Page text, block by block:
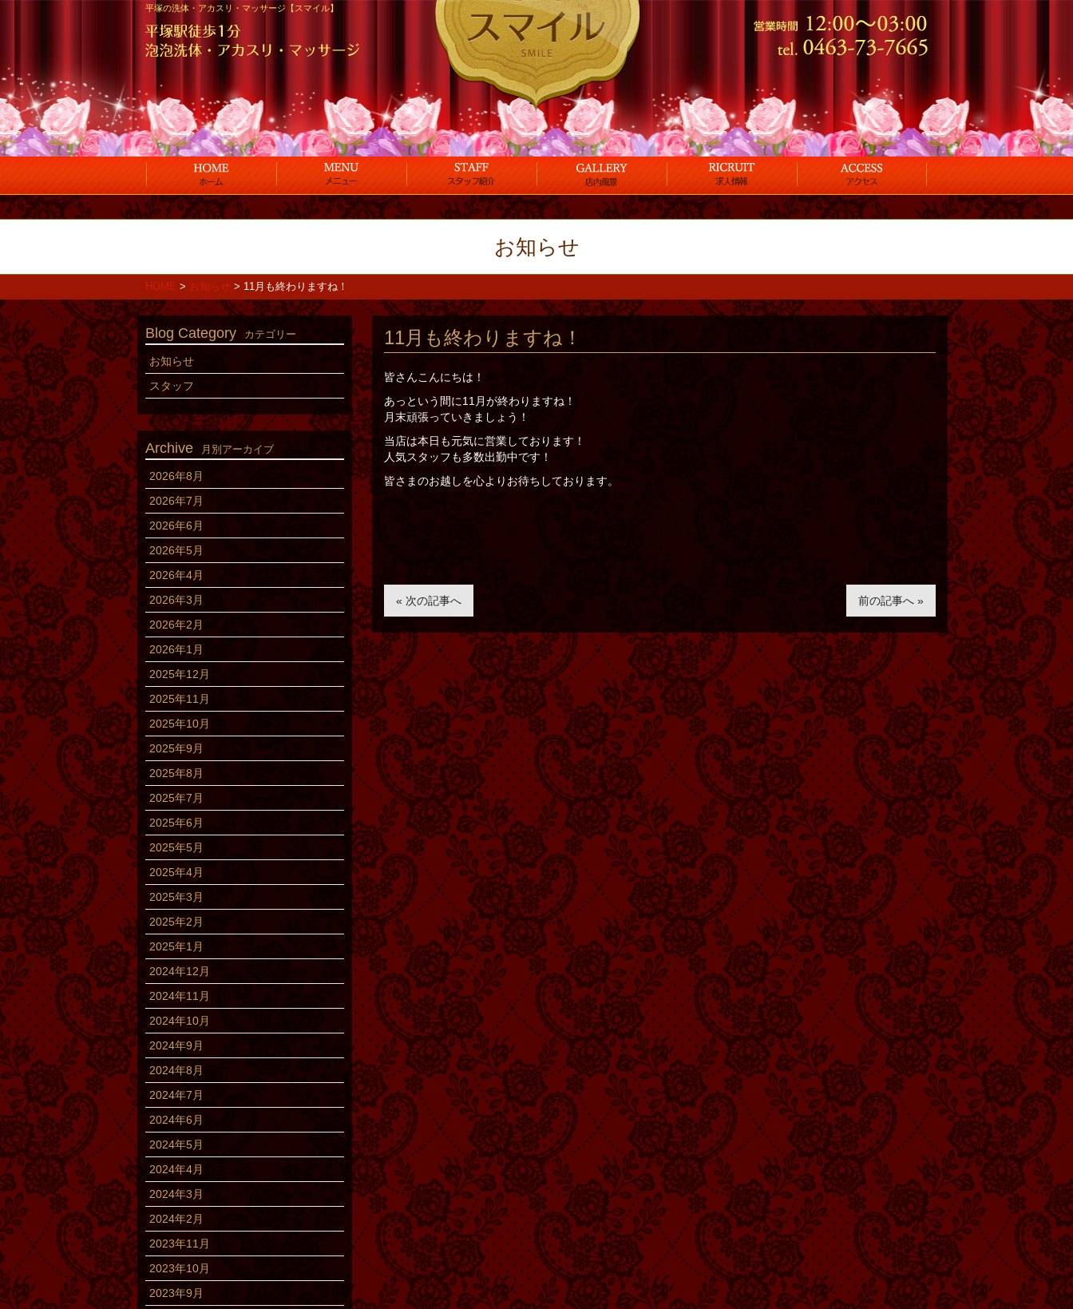
平塚の洗体・アカスリ・マッサージ【スマイル】
お知らせ
HOME > お知らせ > 11月も終わりますね！
11月も終わりますね！
皆さんこんにちは！
あっという間に11月が終わりますね！
月末頑張っていきましょう！
当店は本日も元気に営業しております！
人気スタッフも多数出勤中です！
皆さまのお越しを心よりお待ちしております。
« 次の記事へ 前の記事へ »
Blog Category カテゴリー
お知らせ
スタッフ
Archive 月別アーカイブ
2026年8月
2026年7月
2026年6月
2026年5月
2026年4月
2026年3月
2026年2月
2026年1月
2025年12月
2025年11月
2025年10月
2025年9月
2025年8月
2025年7月
2025年6月
2025年5月
2025年4月
2025年3月
2025年2月
2025年1月
2024年12月
2024年11月
2024年10月
2024年9月
2024年8月
2024年7月
2024年6月
2024年5月
2024年4月
2024年3月
2024年2月
2023年11月
2023年10月
2023年9月